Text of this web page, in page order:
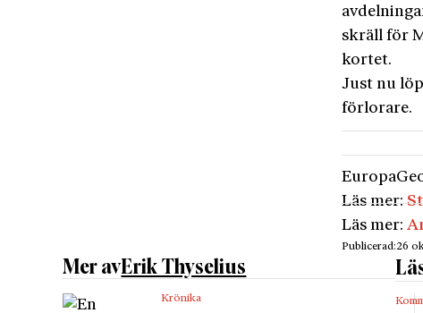
skräll för
kortet.
Just nu
förlorare.
Europa
Läs mer:
Läs mer:
Publicerad:26
Mer avErik Thyselius
Krönika